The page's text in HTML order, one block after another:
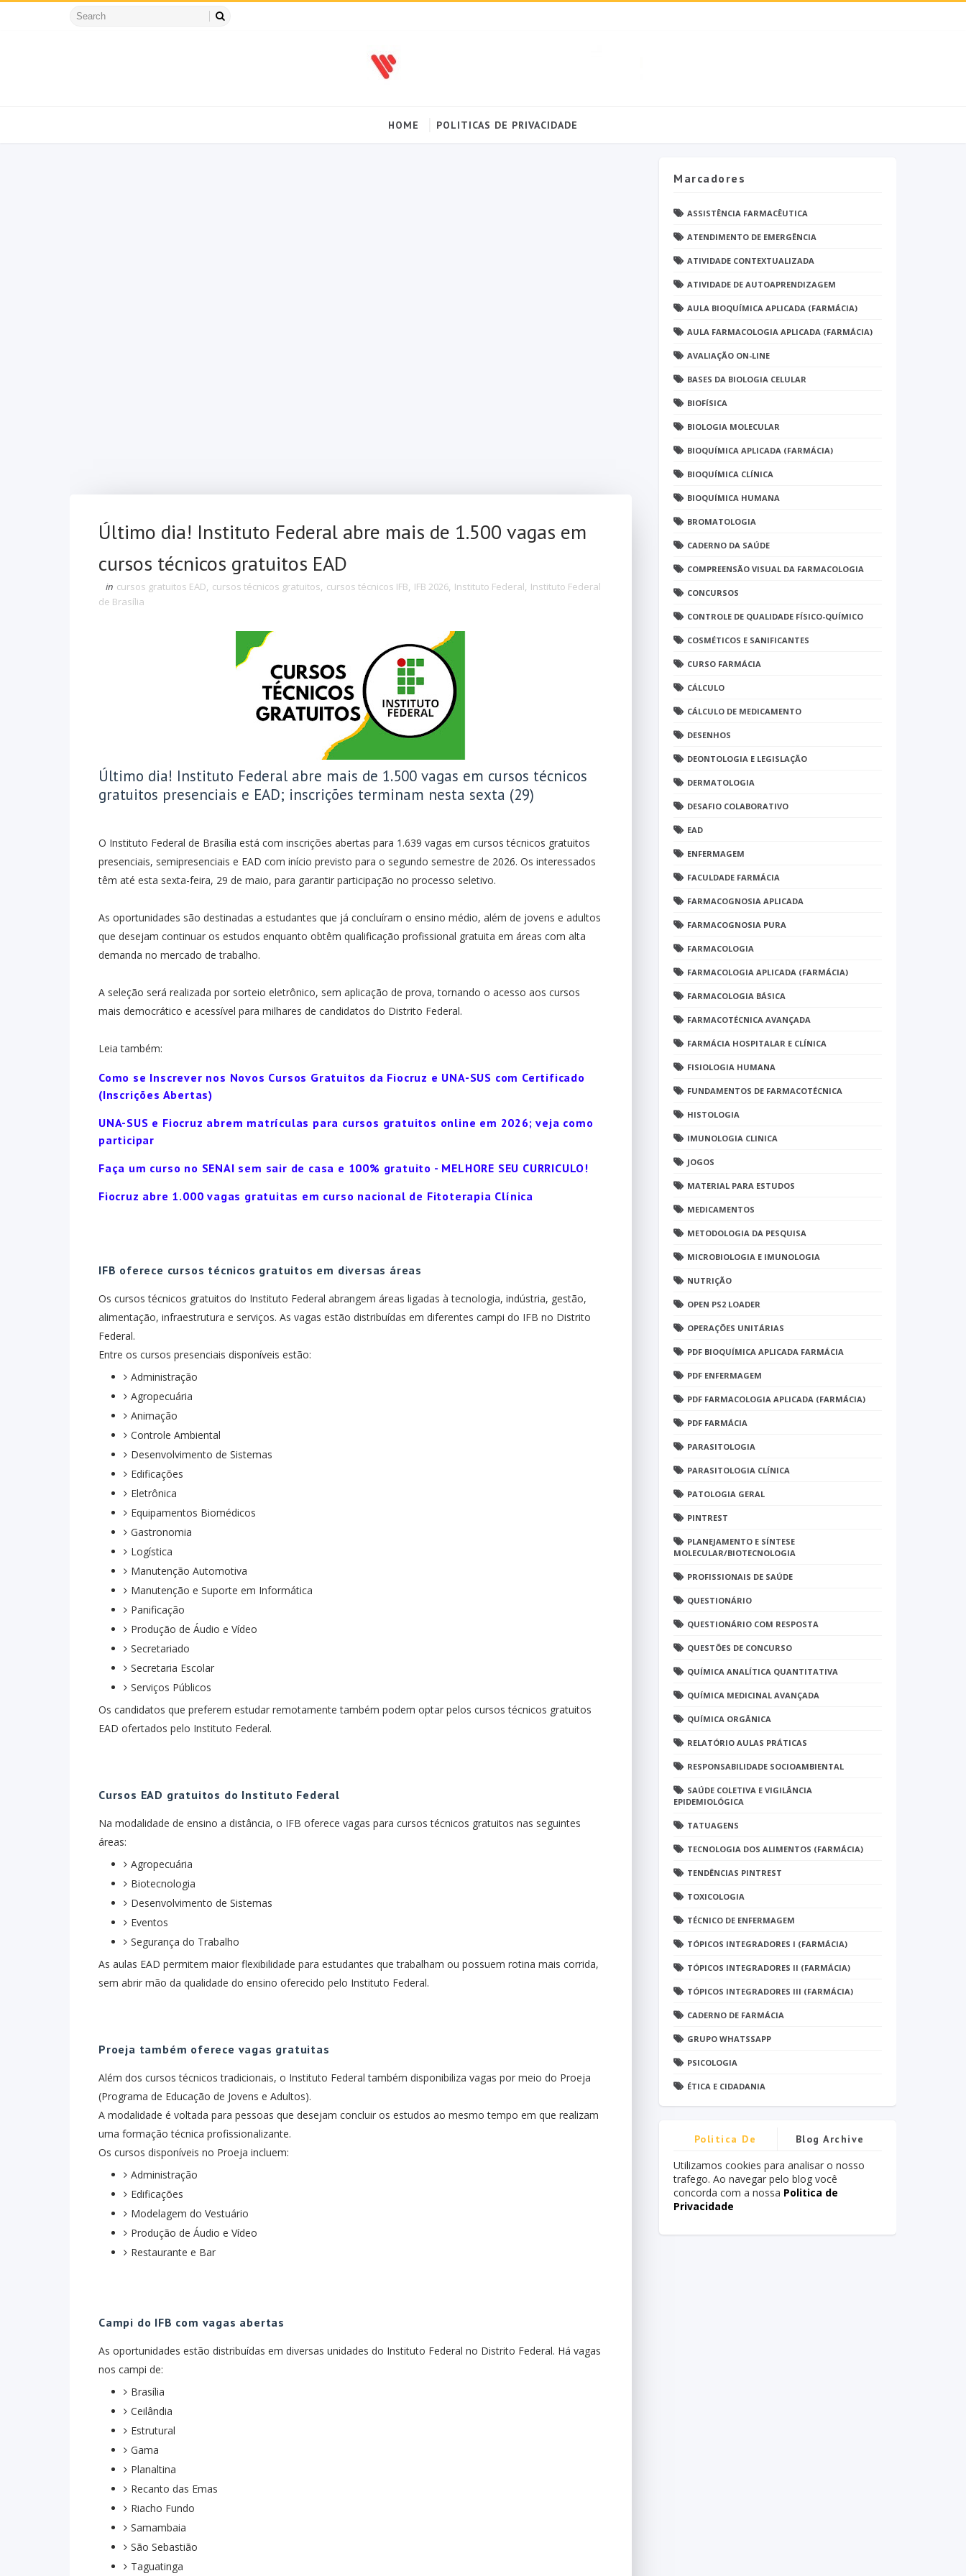
HOME POLITICAS DE PRIVACIDADE
Último dia! Instituto Federal abre mais de 1.500 vagas em
cursos técnicos gratuitos EAD
in cursos gratuitos EAD, cursos técnicos gratuitos, cursos técnicos IFB, IFB 2026, Instituto Federal, Instituto Federal
de Brasília
Último dia! Instituto Federal abre mais de 1.500 vagas em cursos técnicos
gratuitos presenciais e EAD; inscrições terminam nesta sexta (29)
O Instituto Federal de Brasília está com inscrições abertas para 1.639 vagas em cursos técnicos gratuitos
presenciais, semipresenciais e EAD com início previsto para o segundo semestre de 2026. Os interessados
têm até esta sexta-feira, 29 de maio, para garantir participação no processo seletivo.
As oportunidades são destinadas a estudantes que já concluíram o ensino médio, além de jovens e adultos
que desejam continuar os estudos enquanto obtêm qualificação profissional gratuita em áreas com alta
demanda no mercado de trabalho.
A seleção será realizada por sorteio eletrônico, sem aplicação de prova, tornando o acesso aos cursos
mais democrático e acessível para milhares de candidatos do Distrito Federal.
Leia também:
Como se Inscrever nos Novos Cursos Gratuitos da Fiocruz e UNA-SUS com Certificado
(Inscrições Abertas)
UNA-SUS e Fiocruz abrem matrículas para cursos gratuitos online em 2026; veja como
participar
Faça um curso no SENAI sem sair de casa e 100% gratuito - MELHORE SEU CURRICULO!
Fiocruz abre 1.000 vagas gratuitas em curso nacional de Fitoterapia Clínica
IFB oferece cursos técnicos gratuitos em diversas áreas
Os cursos técnicos gratuitos do Instituto Federal abrangem áreas ligadas à tecnologia, indústria, gestão,
alimentação, infraestrutura e serviços. As vagas estão distribuídas em diferentes campi do IFB no Distrito
Federal.
Entre os cursos presenciais disponíveis estão:
Administração
Agropecuária
Animação
Controle Ambiental
Desenvolvimento de Sistemas
Edificações
Eletrônica
Equipamentos Biomédicos
Gastronomia
Logística
Manutenção Automotiva
Manutenção e Suporte em Informática
Panificação
Produção de Áudio e Vídeo
Secretariado
Secretaria Escolar
Serviços Públicos
Os candidatos que preferem estudar remotamente também podem optar pelos cursos técnicos gratuitos
EAD ofertados pelo Instituto Federal.
Cursos EAD gratuitos do Instituto Federal
Na modalidade de ensino a distância, o IFB oferece vagas para cursos técnicos gratuitos nas seguintes
áreas:
Agropecuária
Biotecnologia
Desenvolvimento de Sistemas
Eventos
Segurança do Trabalho
As aulas EAD permitem maior flexibilidade para estudantes que trabalham ou possuem rotina mais corrida,
sem abrir mão da qualidade do ensino oferecido pelo Instituto Federal.
Proeja também oferece vagas gratuitas
Além dos cursos técnicos tradicionais, o Instituto Federal também disponibiliza vagas por meio do Proeja
(Programa de Educação de Jovens e Adultos).
A modalidade é voltada para pessoas que desejam concluir os estudos ao mesmo tempo em que realizam
uma formação técnica profissionalizante.
Os cursos disponíveis no Proeja incluem:
Administração
Edificações
Modelagem do Vestuário
Produção de Áudio e Vídeo
Restaurante e Bar
Campi do IFB com vagas abertas
As oportunidades estão distribuídas em diversas unidades do Instituto Federal no Distrito Federal. Há vagas
nos campi de:
Brasília
Ceilândia
Estrutural
Gama
Planaltina
Recanto das Emas
Riacho Fundo
Samambaia
São Sebastião
Taguatinga
Marcadores
ASSISTÊNCIA FARMACÊUTICA
ATENDIMENTO DE EMERGÊNCIA
ATIVIDADE CONTEXTUALIZADA
ATIVIDADE DE AUTOAPRENDIZAGEM
AULA BIOQUÍMICA APLICADA (FARMÁCIA)
AULA FARMACOLOGIA APLICADA (FARMÁCIA)
AVALIAÇÃO ON-LINE
BASES DA BIOLOGIA CELULAR
BIOFÍSICA
BIOLOGIA MOLECULAR
BIOQUÍMICA APLICADA (FARMÁCIA)
BIOQUÍMICA CLÍNICA
BIOQUÍMICA HUMANA
BROMATOLOGIA
CADERNO DA SAÚDE
COMPREENSÃO VISUAL DA FARMACOLOGIA
CONCURSOS
CONTROLE DE QUALIDADE FÍSICO-QUÍMICO
COSMÉTICOS E SANIFICANTES
CURSO FARMÁCIA
CÁLCULO
CÁLCULO DE MEDICAMENTO
DESENHOS
DEONTOLOGIA E LEGISLAÇÃO
DERMATOLOGIA
DESAFIO COLABORATIVO
EAD
ENFERMAGEM
FACULDADE FARMÁCIA
FARMACOGNOSIA APLICADA
FARMACOGNOSIA PURA
FARMACOLOGIA
FARMACOLOGIA APLICADA (FARMÁCIA)
FARMACOLOGIA BÁSICA
FARMACOTÉCNICA AVANÇADA
FARMÁCIA HOSPITALAR E CLÍNICA
FISIOLOGIA HUMANA
FUNDAMENTOS DE FARMACOTÉCNICA
HISTOLOGIA
IMUNOLOGIA CLINICA
JOGOS
MATERIAL PARA ESTUDOS
MEDICAMENTOS
METODOLOGIA DA PESQUISA
MICROBIOLOGIA E IMUNOLOGIA
NUTRIÇÃO
OPEN PS2 LOADER
OPERAÇÕES UNITÁRIAS
PDF BIOQUÍMICA APLICADA FARMÁCIA
PDF ENFERMAGEM
PDF FARMACOLOGIA APLICADA (FARMÁCIA)
PDF FARMÁCIA
PARASITOLOGIA
PARASITOLOGIA CLÍNICA
PATOLOGIA GERAL
PINTREST
PLANEJAMENTO E SÍNTESE
MOLECULAR/BIOTECNOLOGIA
PROFISSIONAIS DE SAÚDE
QUESTIONÁRIO
QUESTIONÁRIO COM RESPOSTA
QUESTÕES DE CONCURSO
QUÍMICA ANALÍTICA QUANTITATIVA
QUÍMICA MEDICINAL AVANÇADA
QUÍMICA ORGÂNICA
RELATÓRIO AULAS PRÁTICAS
RESPONSABILIDADE SOCIOAMBIENTAL
SAÚDE COLETIVA E VIGILÂNCIA
EPIDEMIOLÓGICA
TATUAGENS
TECNOLOGIA DOS ALIMENTOS (FARMÁCIA)
TENDÊNCIAS PINTREST
TOXICOLOGIA
TÉCNICO DE ENFERMAGEM
TÓPICOS INTEGRADORES I (FARMÁCIA)
TÓPICOS INTEGRADORES II (FARMÁCIA)
TÓPICOS INTEGRADORES III (FARMÁCIA)
CADERNO DE FARMÁCIA
GRUPO WHATSSAPP
PSICOLOGIA
ÉTICA E CIDADANIA
Politica De
Privacidade
Blog Archive
Utilizamos cookies para analisar o nosso
trafego. Ao navegar pelo blog você
concorda com a nossa Politica de
Privacidade